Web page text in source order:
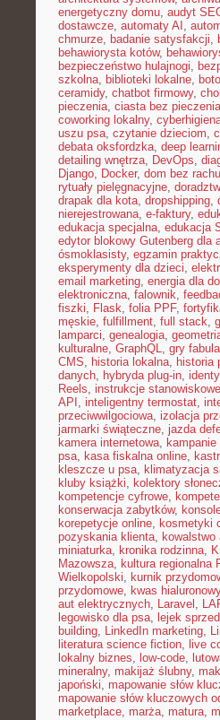
energetyczny domu, audyt
dostawcze, automaty AI ,
chmurze, badanie satysfakcji,
behawiorysta kotów,
bezpieczeństwo hulajnogi,
szkolna, biblioteki lokalne,
ceramidy, chatbot firmowy,
pieczenia, ciasta bez
coworking lokalny,
uszu psa, czytanie dzieciom,
debata oksfordzka, deep
detailing wnętrza, DevOps,
Django, Docker, dom bez
rytuały pielęgnacyjne,
drapak dla kota, dropshipping,
nierejestrowana, e-faktury,
edukacja specjalna, edukacja
edytor blokowy Gutenberg dla
ósmoklasisty, egzamin
eksperymenty dla dzieci,
email marketing, energia dla
elektroniczna, falownik,
fiszki, Flask, folia PPF,
męskie, fulfillment, full stack,
lamparci, genealogia,
kulturalne, GraphQL, gry
CMS, historia lokalna, historia
danych, hybryda plug-in,
Reels, instrukcje stanowiskowe
API , inteligentny termostat,
przeciwwilgociowa, izolacja
jarmarki świąteczne, jazda
kamera internetowa,
psa, kasa fiskalna online,
kleszcze u psa, klimatyzacja
kluby książki, kolektory
kompetencje cyfrowe,
konserwacja zabytków,
korepetycje online, kosmetyki
pozyskania klienta,
miniaturka, kronika rodzinna,
Mazowsza, kultura regionalna
Wielkopolski, kurnik
przydomowe, kwas hialuronowy
aut elektrycznych, Laravel ,
legowisko dla psa, lejek
building, LinkedIn marketing,
literatura science fiction, live
lokalny biznes, low-code,
mineralny, makijaż ślubny,
japoński, mapowanie słów
mapowanie słów kluczowych
marketplace, marża, matura,